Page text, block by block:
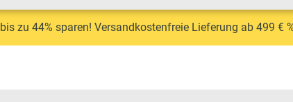
bis zu 44% sparen! Versandkostenfreie Lieferung ab 499 €